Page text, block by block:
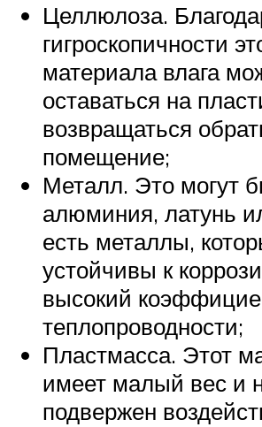
Целлюлоза.
гигроскопичности
материала влага
оставаться на
возвращаться
помещение;
Металл. Это могут
алюминия, латунь
есть металлы,
устойчивы к
высокий
теплопроводности;
Пластмасса. Этот
имеет малый вес и
подвержен